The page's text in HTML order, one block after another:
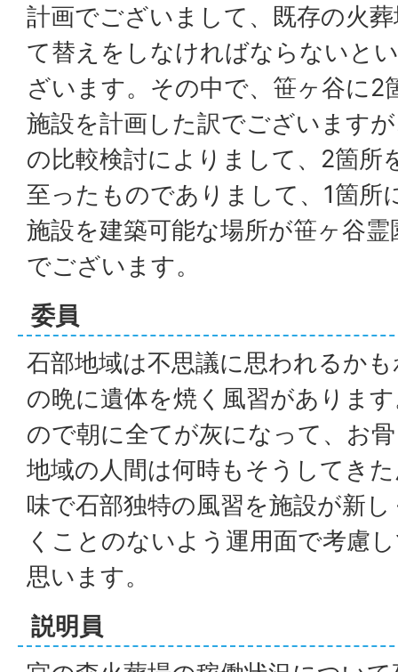
計画でございまして、既存の火
て替えをしなければならないと
ざいます。その中で、笹ヶ谷に2
施設を計画した訳でございます
の比較検討によりまして、2箇所
至ったものでありまして、1箇所
施設を建築可能な場所が笹ヶ谷
でございます。
委員
石部地域は不思議に思われるか
の晩に遺体を焼く風習がありま
ので朝に全てが灰になって、お
地域の人間は何時もそうしてき
味で石部独特の風習を施設が新
くことのないよう運用面で考慮
思います。
説明員